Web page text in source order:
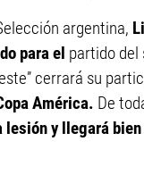
argentina,
para el partido del
cerrará su
América. De
lesión y llegará